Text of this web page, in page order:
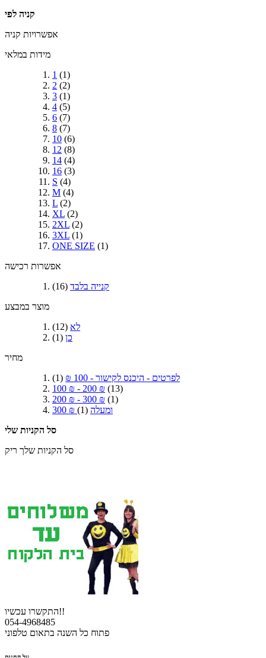
קניה לפי
אפשרויות קניה
מידות במלאי
1 (1)
2 (2)
3 (1)
4 (5)
6 (7)
8 (7)
10 (6)
12 (8)
14 (4)
16 (3)
S (4)
M (4)
L (2)
XL (2)
2XL (2)
3XL (1)
ONE SIZE (1)
אפשרות רכישה
קנייה בלבד (16)
מוצר במבצע
לא (12)
כן (1)
מחיר
לפרטים - היכנס לקישור -
100 ₪
(1)
100 ₪ - 200 ₪ (13)
200 ₪ - 300 ₪ (1)
300 ₪
ומעלה (1)
סל הקניות שלי
סל הקניות שלך ריק
התקשרו עכשיו!!
054-4968485
פתוח כל השנה בתאום טלפוני